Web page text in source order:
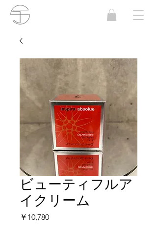
ビューティフルア
イクリーム
￥10,780価